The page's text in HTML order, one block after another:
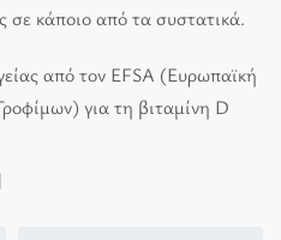
σε κάποιο από τα συστατικά.
από τον EFSA (Ευρωπαϊκή
για τη βιταμίνη D